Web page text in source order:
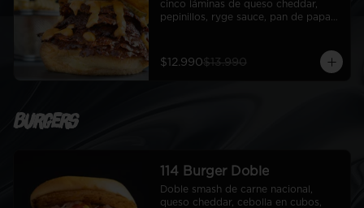
cinco láminas de queso cheddar,
pepinillos, ryge sauce, pan de papa +
$12.990$13.990
Burgers
114 Burger Doble
Doble smash de carne nacional,
queso cheddar, cebolla en cubos,